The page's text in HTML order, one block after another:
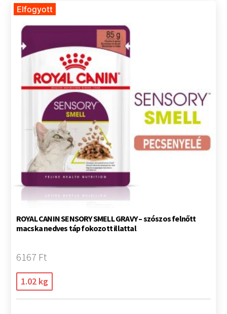
Elfogyott
ROYAL CANIN SENSORY SMELL GRAVY – szószos felnőtt
macska nedves táp fokozott illattal
6167 Ft
1.02 kg